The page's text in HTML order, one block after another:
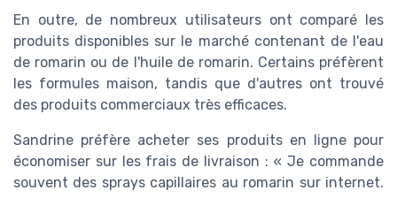
En outre, de nombreux utilisateurs ont comparé les
produits disponibles sur le marché contenant de l'eau
de romarin ou de l'huile de romarin. Certains préfèrent
les formules maison, tandis que d'autres ont trouvé
des produits commerciaux très efficaces.
Sandrine préfère acheter ses produits en ligne pour
économiser sur les frais de livraison : « Je commande
souvent des sprays capillaires au romarin sur internet.